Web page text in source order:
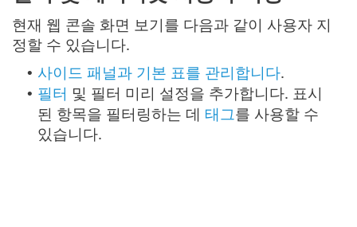
현재 웹 콘솔 화면 보기를 다음과 같이 사용자 지
정할 수 있습니다.
• 사이드 패널과 기본 표를 관리합니다.
• 필터 및 필터 미리 설정을 추가합니다. 표시
된 항목을 필터링하는 데 태그를 사용할 수
있습니다.